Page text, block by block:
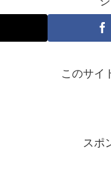
このサイ
スポ